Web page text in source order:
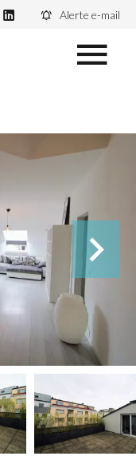
Alerte e-mail